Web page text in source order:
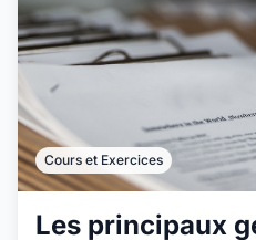
Cours et Exercices
Les principaux